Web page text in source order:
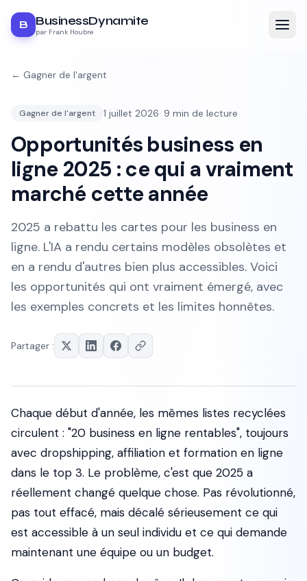
B BusinessDynamite
par Frank Houbre
← Gagner de l'argent
Gagner de l'argent 1 juillet 2026· 9 min de lecture
Opportunités business en
ligne 2025 : ce qui a vraiment
marché cette année
2025 a rebattu les cartes pour les business en
ligne. L'IA a rendu certains modèles obsolètes et
en a rendu d'autres bien plus accessibles. Voici
les opportunités qui ont vraiment émergé, avec
les exemples concrets et les limites honnêtes.
Partager :
Chaque début d'année, les mêmes listes recyclées
circulent : "20 business en ligne rentables", toujours
avec dropshipping, affiliation et formation en ligne
dans le top 3. Le problème, c'est que 2025 a
réellement changé quelque chose. Pas révolutionné,
pas tout effacé, mais décalé sérieusement ce qui
est accessible à un seul individu et ce qui demande
maintenant une équipe ou un budget.